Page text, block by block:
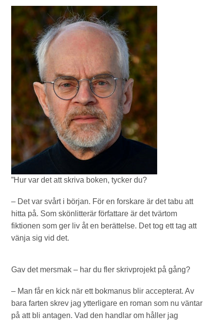
”Hur var det att skriva boken, tycker du?
– Det var svårt i början. För en forskare är det tabu att
hitta på. Som skönlitterär författare är det tvärtom
fiktionen som ger liv åt en berättelse. Det tog ett tag att
vänja sig vid det.
Gav det mersmak – har du fler skrivprojekt på gång?
– Man får en kick när ett bokmanus blir accepterat. Av
bara farten skrev jag ytterligare en roman som nu väntar
på att bli antagen. Vad den handlar om håller jag